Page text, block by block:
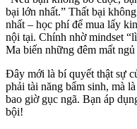
bại lớn nhất.” Thất bại
nhất – học phí để mua lấy
nội tại. Chính nhờ mindset
Ma biến những đêm mất
Đây mới là bí quyết thật sự
phải tài năng bẩm sinh, mà
bao giờ gục ngã. Bạn áp
bội!